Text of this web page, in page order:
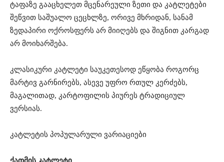
ტაფაზე გააცხელეთ მცენარეული ზეთი და კატლეტები
შეწვით საშუალო ცეცხლზე, ორივე მხრიდან, სანამ
ზედაპირი ოქროსფერს არ მიიღებს და შიგნით კარგად
არ მოიხარშება.
კლასიკური კატლეტი საუკეთესოდ ეწყობა როგორც
მარტივ გარნირებს, ასევე უფრო რთულ კერძებს,
მაგალითად, კარტოფილის პიურეს ტრადიციულ
ვერსიას.
კატლეტის პოპულარული ვარიაციები